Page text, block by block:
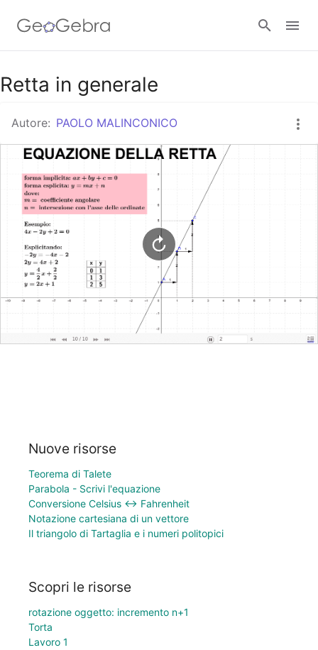
Google Classroom
GeoGebra Classroom
Retta in generale
Autore: PAOLO MALINCONICO
Nuove risorse
Teorema di Talete
Parabola - Scrivi l'equazione
Conversione Celsius ↔ Fahrenheit
Notazione cartesiana di un vettore
Il triangolo di Tartaglia e i numeri politopici
Scopri le risorse
rotazione oggetto: incremento n+1
Torta
Lavoro 1